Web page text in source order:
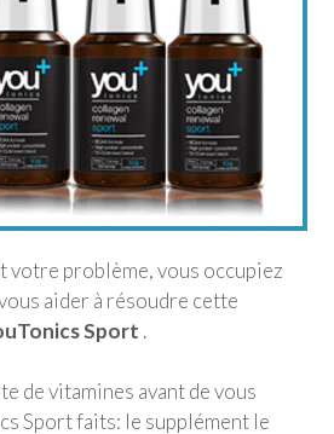
votre problème, vous occupiez
aider à résoudre cette
Sport .
de vitamines avant de vous
Sport faits: le supplément le